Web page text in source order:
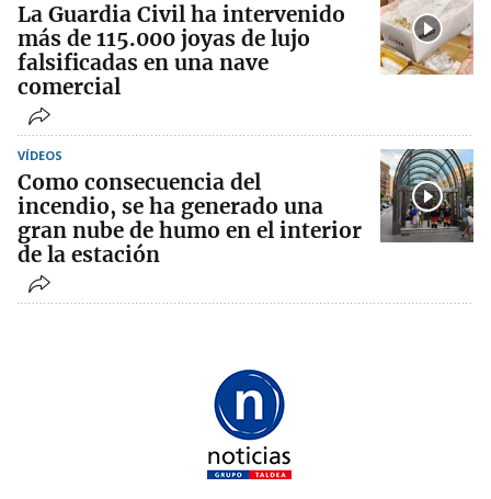
La Guardia Civil ha intervenido
más de 115.000 joyas de lujo
falsificadas en una nave
comercial
VÍDEOS
Como consecuencia del
incendio, se ha generado una
gran nube de humo en el interior
de la estación